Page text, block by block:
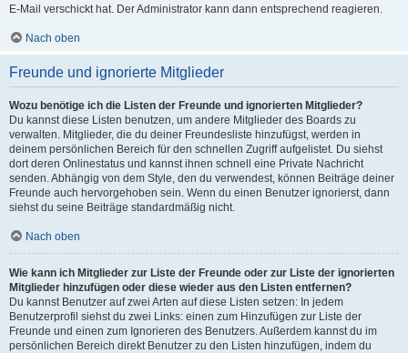
E-Mail verschickt hat. Der Administrator kann dann entsprechend reagieren.
Nach oben
Freunde und ignorierte Mitglieder
Wozu benötige ich die Listen der Freunde und ignorierten Mitglieder?
Du kannst diese Listen benutzen, um andere Mitglieder des Boards zu
verwalten. Mitglieder, die du deiner Freundesliste hinzufügst, werden in
deinem persönlichen Bereich für den schnellen Zugriff aufgelistet. Du siehst
dort deren Onlinestatus und kannst ihnen schnell eine Private Nachricht
senden. Abhängig von dem Style, den du verwendest, können Beiträge deiner
Freunde auch hervorgehoben sein. Wenn du einen Benutzer ignorierst, dann
siehst du seine Beiträge standardmäßig nicht.
Nach oben
Wie kann ich Mitglieder zur Liste der Freunde oder zur Liste der ignorierten
Mitglieder hinzufügen oder diese wieder aus den Listen entfernen?
Du kannst Benutzer auf zwei Arten auf diese Listen setzen: In jedem
Benutzerprofil siehst du zwei Links: einen zum Hinzufügen zur Liste der
Freunde und einen zum Ignorieren des Benutzers. Außerdem kannst du im
persönlichen Bereich direkt Benutzer zu den Listen hinzufügen, indem du